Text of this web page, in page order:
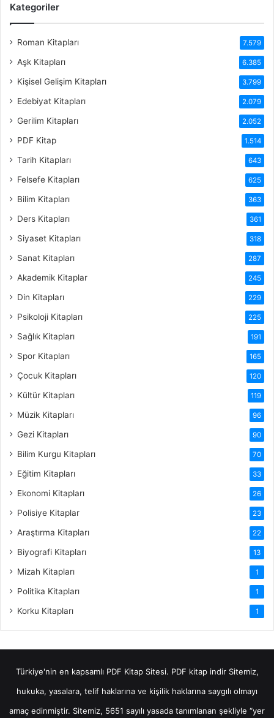
Kategoriler
Roman Kitapları 7.579
Aşk Kitapları 6.385
Kişisel Gelişim Kitapları 3.799
Edebiyat Kitapları 2.079
Gerilim Kitapları 2.052
PDF Kitap 1.514
Tarih Kitapları 643
Felsefe Kitapları 625
Bilim Kitapları 363
Ders Kitapları 361
Siyaset Kitapları 318
Sanat Kitapları 287
Akademik Kitaplar 245
Din Kitapları 229
Psikoloji Kitapları 225
Sağlık Kitapları 191
Spor Kitapları 165
Çocuk Kitapları 120
Kültür Kitapları 119
Müzik Kitapları 96
Gezi Kitapları 90
Bilim Kurgu Kitapları 70
Eğitim Kitapları 33
Ekonomi Kitapları 26
Polisiye Kitaplar 23
Araştırma Kitapları 22
Biyografi Kitapları 13
Mizah Kitapları 1
Politika Kitapları 1
Korku Kitapları 1
Türkiye'nin en kapsamlı PDF Kitap Sitesi. PDF kitap indirSitemiz,
hukuka, yasalara, telif haklarına ve kişilik haklarına saygılı olmayı
amaç edinmiştir. Sitemiz, 5651 sayılı yasada tanımlanan şekliyle “yer